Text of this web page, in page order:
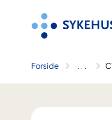
Forside .. .